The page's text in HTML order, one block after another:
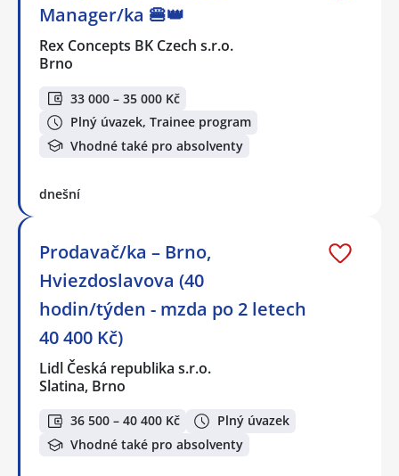
Manager/ka 🍔👑
Rex Concepts BK Czech s.r.o.
Brno
33 000 – 35 000 Kč
Plný úvazek, Trainee program
Vhodné také pro absolventy
dnešní
Prodavač/ka – Brno,
Hviezdoslavova (40
hodin/týden - mzda po 2 letech
40 400 Kč)
Lidl Česká republika s.r.o.
Slatina, Brno
36 500 – 40 400 Kč
Plný úvazek
Vhodné také pro absolventy